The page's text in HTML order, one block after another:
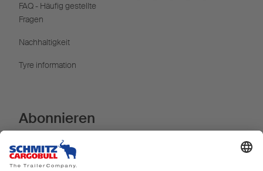
FAQ - Häufig gestellte
Fragen
Nachhaltigkeit
Tyre information
Abonnieren